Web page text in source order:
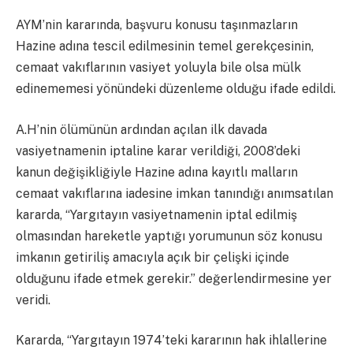
AYM’nin kararında, başvuru konusu taşınmazların
Hazine adına tescil edilmesinin temel gerekçesinin,
cemaat vakıflarının vasiyet yoluyla bile olsa mülk
edinememesi yönündeki düzenleme olduğu ifade edildi.
A.H’nin ölümünün ardından açılan ilk davada
vasiyetnamenin iptaline karar verildiği, 2008’deki
kanun değişikliğiyle Hazine adına kayıtlı malların
cemaat vakıflarına iadesine imkan tanındığı anımsatılan
kararda, “Yargıtayın vasiyetnamenin iptal edilmiş
olmasından hareketle yaptığı yorumunun söz konusu
imkanın getiriliş amacıyla açık bir çelişki içinde
olduğunu ifade etmek gerekir.” değerlendirmesine yer
veridi.
Kararda, “Yargıtayın 1974’teki kararının hak ihlallerine